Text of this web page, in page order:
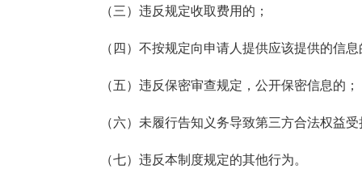
（三）违反规定收取费用的；
（四）不按规定向申请人提供应该提供的信息
（五）违反保密审查规定，公开保密信息的；
（六）未履行告知义务导致第三方合法权益受
（七）违反本制度规定的其他行为。